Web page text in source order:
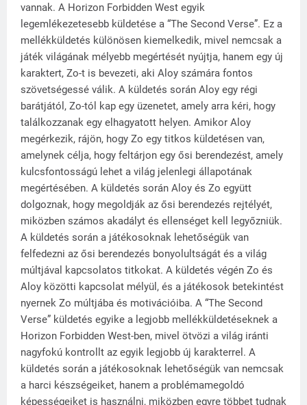
vannak. A Horizon Forbidden West egyik
legemlékezetesebb küldetése a “The Second Verse”. Ez a
mellékküldetés különösen kiemelkedik, mivel nemcsak a
játék világának mélyebb megértését nyújtja, hanem egy új
karaktert, Zo-t is bevezeti, aki Aloy számára fontos
szövetségessé válik. A küldetés során Aloy egy régi
barátjától, Zo-tól kap egy üzenetet, amely arra kéri, hogy
találkozzanak egy elhagyatott helyen. Amikor Aloy
megérkezik, rájön, hogy Zo egy titkos küldetésen van,
amelynek célja, hogy feltárjon egy ősi berendezést, amely
kulcsfontosságú lehet a világ jelenlegi állapotának
megértésében. A küldetés során Aloy és Zo együtt
dolgoznak, hogy megoldják az ősi berendezés rejtélyét,
miközben számos akadályt és ellenséget kell legyőzniük.
A küldetés során a játékosoknak lehetőségük van
felfedezni az ősi berendezés bonyolultságát és a világ
múltjával kapcsolatos titkokat. A küldetés végén Zo és
Aloy közötti kapcsolat mélyül, és a játékosok betekintést
nyernek Zo múltjába és motivációiba. A “The Second
Verse” küldetés egyike a legjobb mellékküldetéseknek a
Horizon Forbidden West-ben, mivel ötvözi a világ iránti
nagyfokú kontrollt az egyik legjobb új karakterrel. A
küldetés során a játékosoknak lehetőségük van nemcsak
a harci készségeiket, hanem a problémamegoldó
képességeiket is használni, miközben egyre többet tudnak